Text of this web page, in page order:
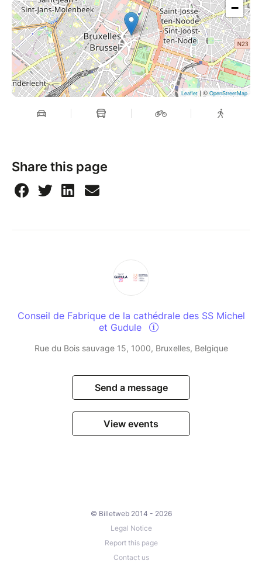
−
Leaflet| © OpenStreetMap
Share this page
Conseil de Fabrique de la cathédrale des SS Michel
et Gudule
Rue du Bois sauvage 15, 1000, Bruxelles, Belgique
Send a message
View events
© Billetweb 2014 - 2026
Legal Notice
Report this page
Contact us